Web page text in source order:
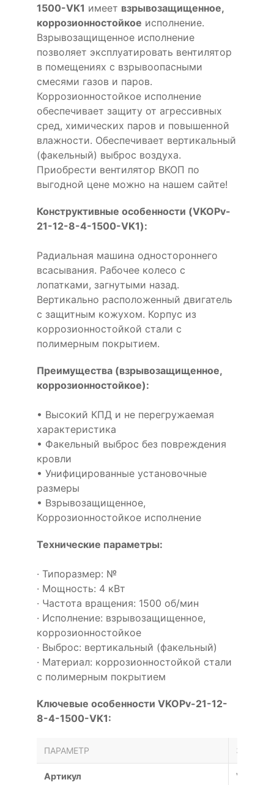
1500-VK1 имеет взрывозащищенное,
коррозионностойкое исполнение.
Взрывозащищенное исполнение
позволяет эксплуатировать вентилятор
в помещениях с взрывоопасными
смесями газов и паров.
Коррозионностойкое исполнение
обеспечивает защиту от агрессивных
сред, химических паров и повышенной
влажности. Обеспечивает вертикальный
(факельный) выброс воздуха.
Приобрести вентилятор ВКОП по
выгодной цене можно на нашем сайте!
Конструктивные особенности (VKOPv-
21-12-8-4-1500-VK1):
Радиальная машина одностороннего
всасывания. Рабочее колесо с
лопатками, загнутыми назад.
Вертикально расположенный двигатель
с защитным кожухом. Корпус из
коррозионностойкой стали с
полимерным покрытием.
Преимущества (взрывозащищенное,
коррозионностойкое):
• Высокий КПД и не перегружаемая
характеристика
• Факельный выброс без повреждения
кровли
• Унифицированные установочные
размеры
• Взрывозащищенное,
Коррозионностойкое исполнение
Технические параметры:
· Типоразмер: №
· Мощность: 4 кВт
· Частота вращения: 1500 об/мин
· Исполнение: взрывозащищенное,
коррозионностойкое
· Выброс: вертикальный (факельный)
· Материал: коррозионностойкой стали
с полимерным покрытием
Ключевые особенности VKOPv-21-12-
8-4-1500-VK1:
ПАРАМЕТР
Артикул VKOPv-